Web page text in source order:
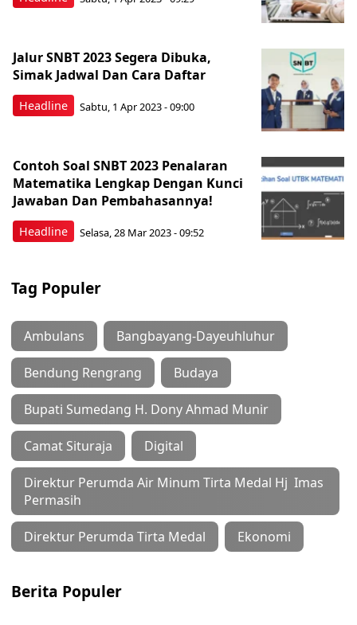
Headline
Jalur SNBT 2023 Segera Dibuka,
Simak Jadwal Dan Cara Daftar
Sabtu, 1 Apr 2023 - 09:00
Headline
Contoh Soal SNBT 2023 Penalaran
Matematika Lengkap Dengan Kunci
Jawaban Dan Pembahasannya!
Selasa, 28 Mar 2023 - 09:52
Tag Populer
Ambulans Bangbayang-Dayeuhluhur
Bendung Rengrang Budaya
Bupati Sumedang H. Dony Ahmad Munir
Camat Situraja Digital
Direktur Perumda Air Minum Tirta Medal Hj Imas
Permasih
Direktur Perumda Tirta Medal Ekonomi
Berita Populer